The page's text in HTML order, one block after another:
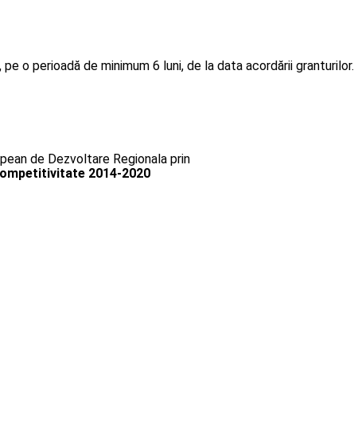
o perioadă de minimum 6 luni, de la data acordării granturilor.
de Dezvoltare Regionala prin
2014-2020